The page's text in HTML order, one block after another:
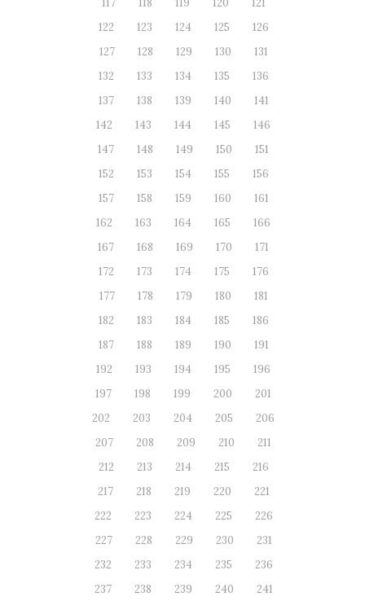
117
118 119 120
121
122
123 124 125
126
127
128 129 130
131
132
133 134 135
136
137
138 139 140
141
142
143 144 145
146
147
148 149 150
151
152
153 154 155
156
157
158 159 160
161
162
163 164 165
166
167
168 169 170
171
172
173 174 175
176
177
178 179 180
181
182
183 184 185
186
187
188 189 190
191
192
193 194 195
196
197
198 199 200
201
202
203 204 205
206
207
208 209 210
211
212
213 214 215
216
217
218 219 220
221
222
223 224 225
226
227
228 229 230
231
232
233 234 235
236
237
238 239 240
241